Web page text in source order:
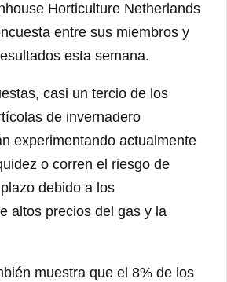
Horticulture Netherlands
entre sus miembros y
esta semana.
casi un tercio de los
de invernadero
experimentando actualmente
o corren el riesgo de
debido a los
altos precios del gas y la
muestra que el 8% de los